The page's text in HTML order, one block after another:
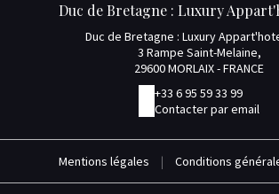
Duc de Bretagne : Luxury
Duc de Bretagne : Luxury
3 Rampe Saint-Melaine,
29600 MORLAIX - FRANCE
+33 6 95 59 33 99
Contacter par email
Mentions légales | Conditions